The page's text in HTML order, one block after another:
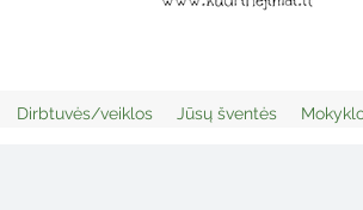
Dirbtuvės/veiklos Jūsų šventės